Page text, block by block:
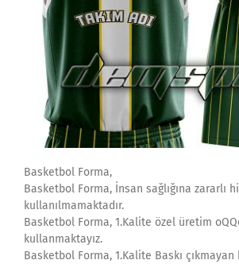
Basketbol Forma,
Basketbol Forma, İnsan sağlığına zararlı
kullanılmamaktadır.
Basketbol Forma, 1.Kalite özel üretim
kullanmaktayız.
Basketbol Forma, 1.Kalite Baskı